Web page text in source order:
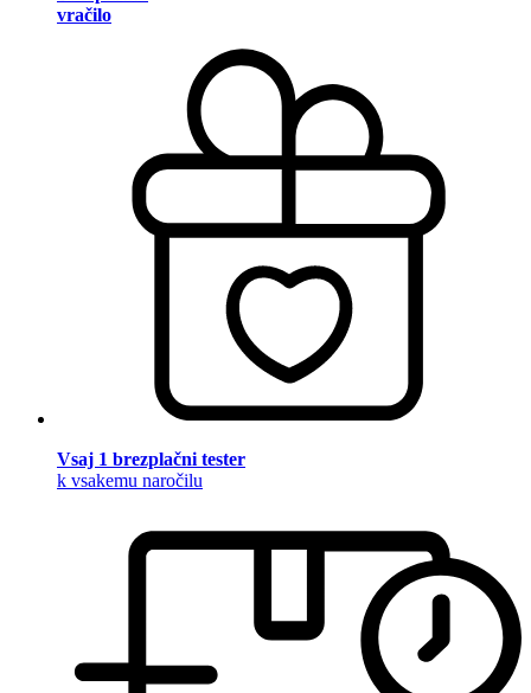
vračilo
Vsaj 1 brezplačni tester
k vsakemu naročilu